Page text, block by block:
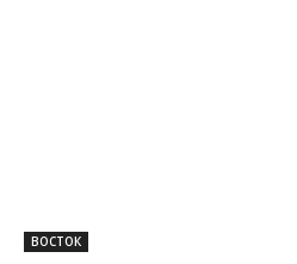
ВОСТОК